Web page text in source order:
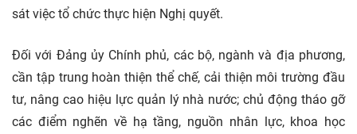
sát việc tổ chức thực hiện Nghị quyết.
Đối với Đảng ủy Chính phủ, các bộ, ngành và địa phương,
cần tập trung hoàn thiện thể chế, cải thiện môi trường đầu
tư, nâng cao hiệu lực quản lý nhà nước; chủ động tháo gỡ
các điểm nghẽn về hạ tầng, nguồn nhân lực, khoa học